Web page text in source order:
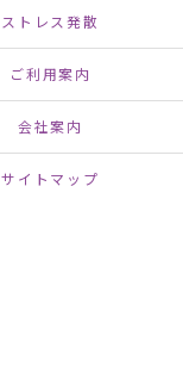
ストレス発散
ご利用案内
会社案内
サイトマップ